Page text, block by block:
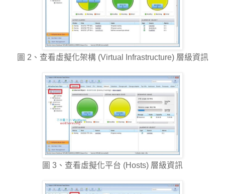
圖 2、查看虛擬化架構 (Virtual Infrastructure) 層級資訊
圖 3、查看虛擬化平台 (Hosts) 層級資訊